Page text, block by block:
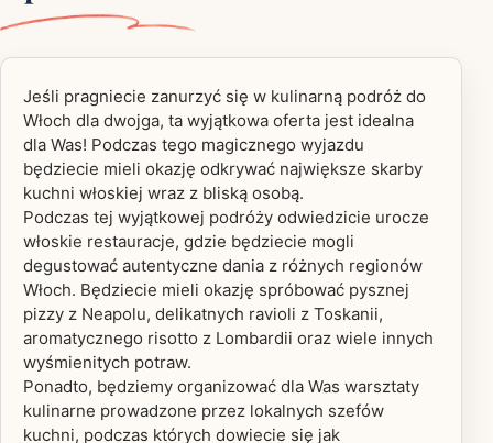
Jeśli pragniecie zanurzyć się w kulinarną podróż do
Włoch dla dwojga, ta wyjątkowa oferta jest idealna
dla Was! Podczas tego magicznego wyjazdu
będziecie mieli okazję odkrywać największe skarby
kuchni włoskiej wraz z bliską osobą.
Podczas tej wyjątkowej podróży odwiedzicie urocze
włoskie restauracje, gdzie będziecie mogli
degustować autentyczne dania z różnych regionów
Włoch. Będziecie mieli okazję spróbować pysznej
pizzy z Neapolu, delikatnych ravioli z Toskanii,
aromatycznego risotto z Lombardii oraz wiele innych
wyśmienitych potraw.
Ponadto, będziemy organizować dla Was warsztaty
kulinarne prowadzone przez lokalnych szefów
kuchni, podczas których dowiecie się jak